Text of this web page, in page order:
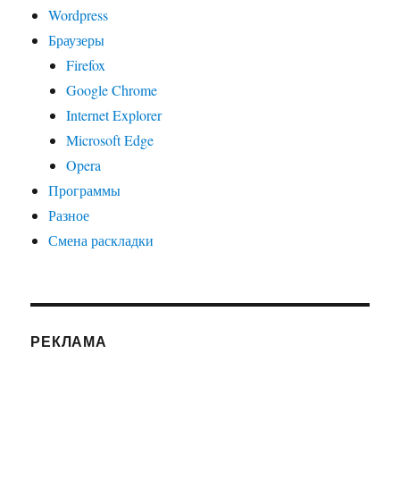
Wordpress
Браузеры
Firefox
Google Chrome
Internet Explorer
Microsoft Edge
Opera
Программы
Разное
Смена раскладки
РЕКЛАМА